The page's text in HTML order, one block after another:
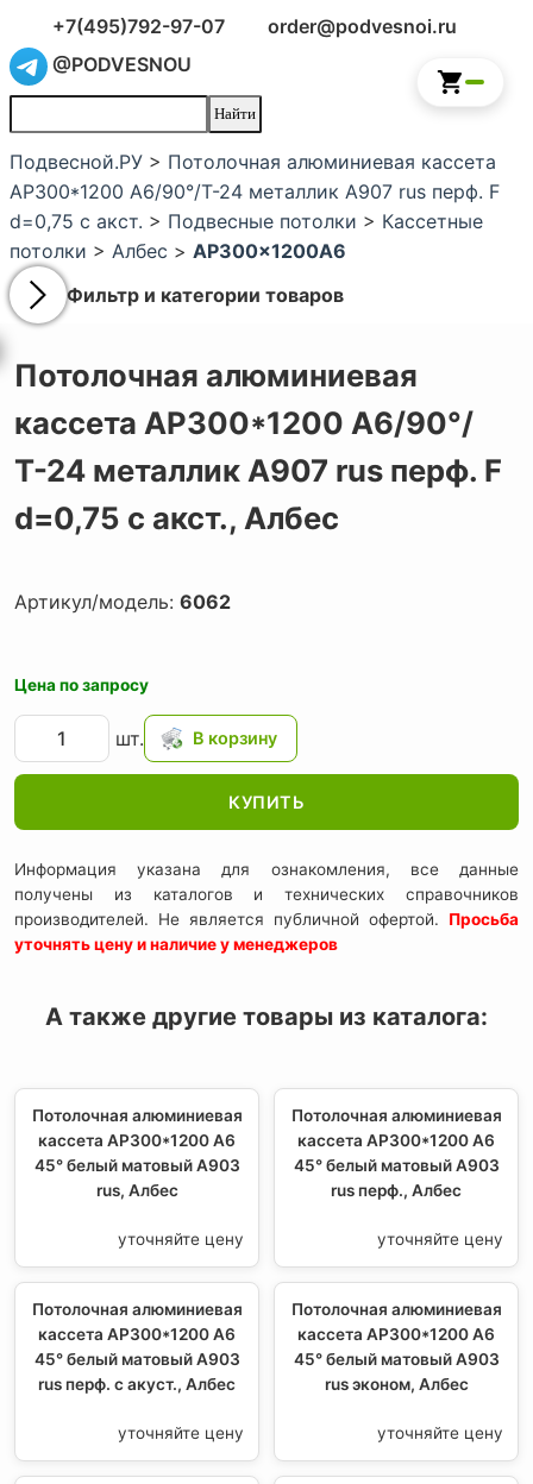
+7(495)792-97-07
order@podvesnoi.ru
@PODVESNOU
Подвесной.РУ > Потолочная алюминиевая кассета
AP300*1200 A6/90°/Т-24 металлик А907 rus перф. F
d=0,75 с акст. > Подвесные потолки > Кассетные
потолки > Албес > AP300x1200A6
Фильтр и категории товаров
Потолочная алюминиевая
кассета AP300*1200 A6/90°/
Т-24 металлик А907 rus перф. F
d=0,75 с акст., Албес
Артикул/модель: 6062
Цена по запросу
шт.
КУПИТЬ
Информация указана для ознакомления, все данные
получены из каталогов и технических справочников
производителей. Не является публичной офертой. Просьба
уточнять цену и наличие у менеджеров
А также другие товары из каталога:
Потолочная алюминиевая
кассета AP300*1200 A6
45° белый матовый А903
rus, Албес
уточняйте цену
Потолочная алюминиевая
кассета AP300*1200 A6
45° белый матовый А903
rus перф., Албес
уточняйте цену
Потолочная алюминиевая
кассета AP300*1200 A6
45° белый матовый А903
rus перф. с акуст., Албес
уточняйте цену
Потолочная алюминиевая
кассета AP300*1200 A6
45° белый матовый А903
rus эконом, Албес
уточняйте цену